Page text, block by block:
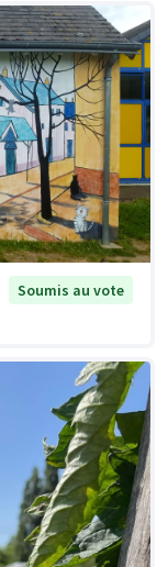
Soumis au vote